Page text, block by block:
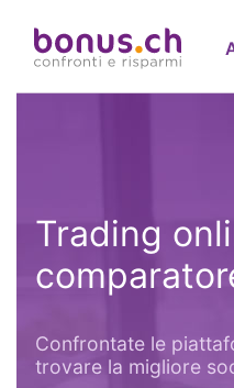
Trading
Confrontate le
trovare la migliore